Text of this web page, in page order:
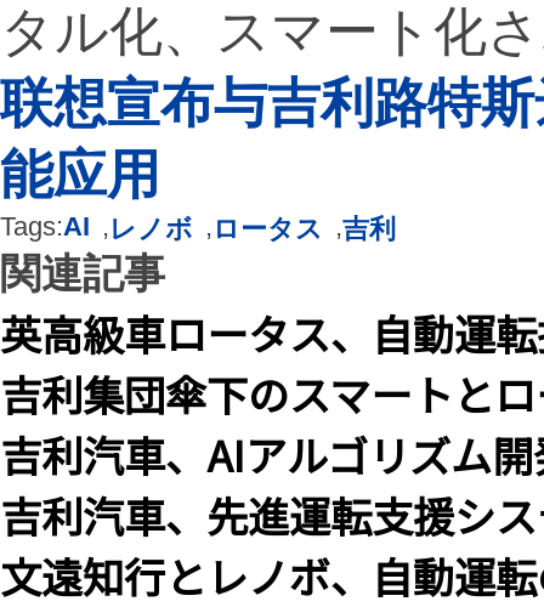
タル化、スマート化
联想宣布与吉利路特
能应用
Tags:AI ,レノボ , ロータス ,吉利
関連記事
英高級車ロータス、自動運
吉利集団傘下のスマートと
吉利汽車、AIアルゴリズム
吉利汽車、先進運転支援シ
文遠知行とレノボ、自動運